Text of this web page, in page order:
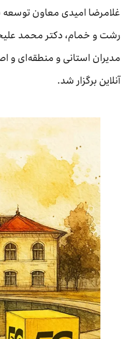
غلامرضا امیدی معاون توسعه
رشت و خمام، دکتر محمد
مدیران استانی و منطقه‌ای و
آنلاین برگزار شد.